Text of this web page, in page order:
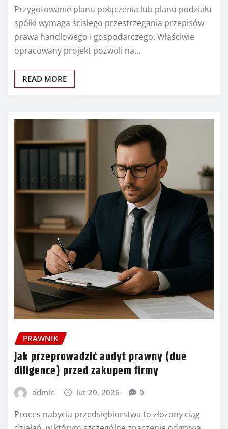
Przygotowanie planu połączenia lub planu podziału
spółki wymaga ścisłego przestrzegania przepisów
prawa handlowego i gospodarczego. Właściwie
opracowany projekt pozwoli na…
READ MORE
PRAWNIK
Jak przeprowadzić audyt prawny (due
diligence) przed zakupem firmy
admin lut 20, 2026 0
Proces nabycia przedsiębiorstwa to złożony ciąg